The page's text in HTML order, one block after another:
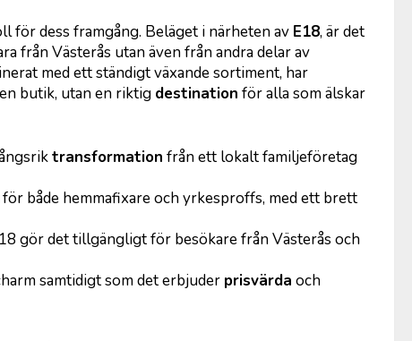
för dess framgång. Beläget i närheten av E18, är det
från Västerås utan även från andra delar av
med ett ständigt växande sortiment, har
butik, utan en riktig destination för alla som älskar
transformation från ett lokalt familjeföretag
för både hemmafixare och yrkesproffs, med ett brett
gör det tillgängligt för besökare från Västerås och
samtidigt som det erbjuder prisvärda och